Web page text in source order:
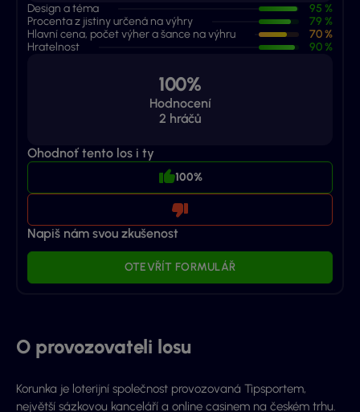
Design a téma
95 %
Procenta z jistiny určená na výhry
79 %
Hlavní cena, počet výher a šance na výhru
70 %
Hratelnost
90 %
100%
Hodnocení
2 hráčů
Ohodnoť tento los i ty
100%
Napiš nám svou zkušenost
OTEVŘÍT FORMULÁŘ
O provozovateli losu
Korunka je loterijní společnost provozovaná Tipsportem,
největší sázkovou kanceláří a online casinem na českém trhu.